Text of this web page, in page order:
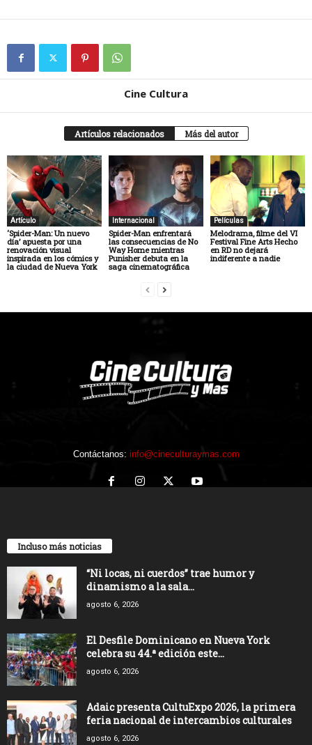
Cine Cultura
Artículos relacionados Más del autor
Artículo
‘Spider-Man: Un nuevo
día’ apuesta por una
renovación visual
inspirada en los cómics y
la ciudad de Nueva York
Internacional
Spider-Man enfrentará
las consecuencias de No
Way Home mientras
Punisher debuta en la
saga cinematográfica
Películas
Melodrama, filme del VI
Festival Fine Arts Hecho
en RD no dejará
indiferente a nadie
Contáctanos: info@cineculturaymas.com
Incluso más noticias
“Ni locas, ni cuerdos” trae humor y
dinamismo a la sala...
agosto 6, 2026
El Desfile Dominicano en Nueva York
celebra su 44.ª edición este...
agosto 6, 2026
Adaic presenta CultuExpo 2026, la primera
feria nacional de intercambios culturales
agosto 6, 2026